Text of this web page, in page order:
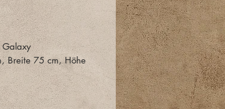
Galaxy
Breite 75 cm, Höhe
Holzwerkstoff und